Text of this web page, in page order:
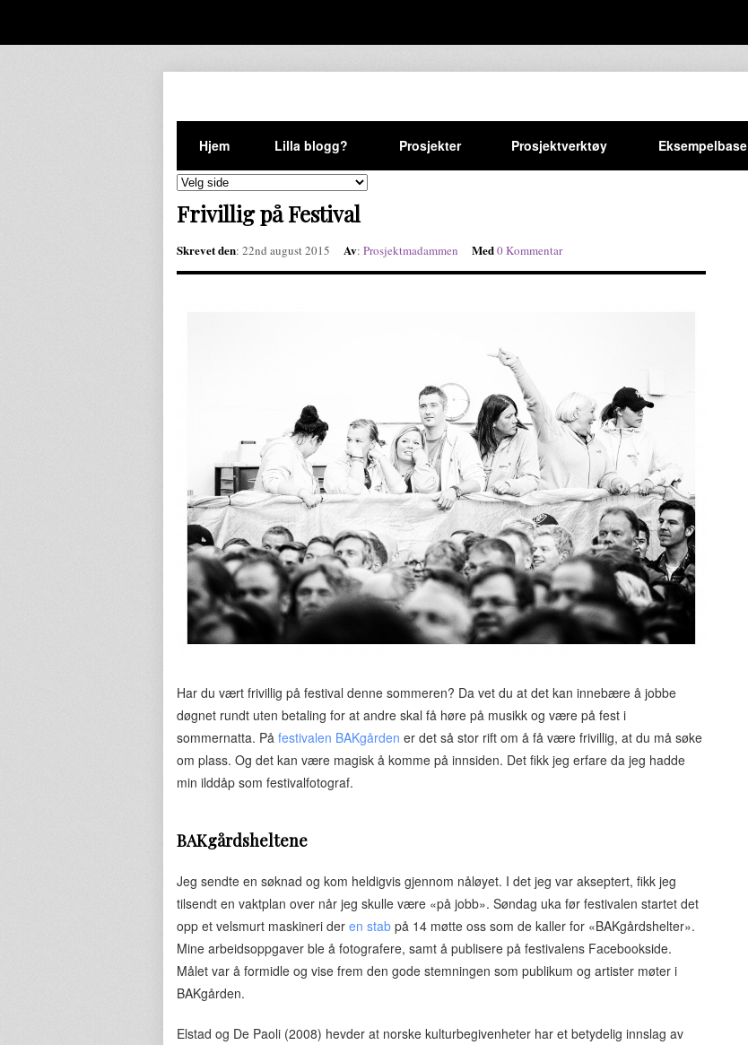
Hjem Lilla blogg? Prosjekter Prosjektverktøy Eksempelbase
Frivillig på Festival
Skrevet den: 22nd august 2015 Av: Prosjektmadammen Med0 Kommentar
Har du vært frivillig på festival denne sommeren? Da vet du at det kan innebære å jobbe
døgnet rundt uten betaling for at andre skal få høre på musikk og være på fest i
sommernatta. På festivalen BAKgården er det så stor rift om å få være frivillig, at du må søke
om plass. Og det kan være magisk å komme på innsiden. Det fikk jeg erfare da jeg hadde
min ilddåp som festivalfotograf.
BAKgårdsheltene
Jeg sendte en søknad og kom heldigvis gjennom nåløyet. I det jeg var akseptert, fikk jeg
tilsendt en vaktplan over når jeg skulle være «på jobb». Søndag uka før festivalen startet det
opp et velsmurt maskineri der en stab på 14 møtte oss som de kaller for «BAKgårdshelter».
Mine arbeidsoppgaver ble å fotografere, samt å publisere på festivalens Facebookside.
Målet var å formidle og vise frem den gode stemningen som publikum og artister møter i
BAKgården.
Elstad og De Paoli (2008) hevder at norske kulturbegivenheter har et betydelig innslag av